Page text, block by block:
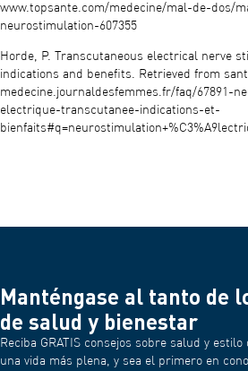
www.topsante.com/medecine/mal-de-dos/
neurostimulation-607355
Horde, P. Transcutaneous electrical nerve
indications and benefits. Retrieved from
medecine.journaldesfemmes.fr/faq/67891-
electrique-transcutanee-indications-et-
Manténgase al tanto de
de salud y bienestar
Reciba GRATIS consejos sobre salud y
una vida más plena, y sea el primero en